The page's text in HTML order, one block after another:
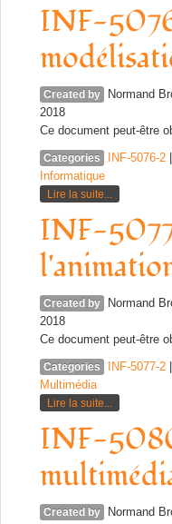
INF-
Created by Normand
2018
Ce document peut-être
Categories INF-5076-2
Informatique
Lire la suite...
INF-
Created by Normand
2018
Ce document peut-être
Categories INF-5077-2
Multimédia
Lire la suite...
INF-
Created by Normand